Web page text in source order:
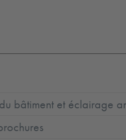
bâtiment et éclairage